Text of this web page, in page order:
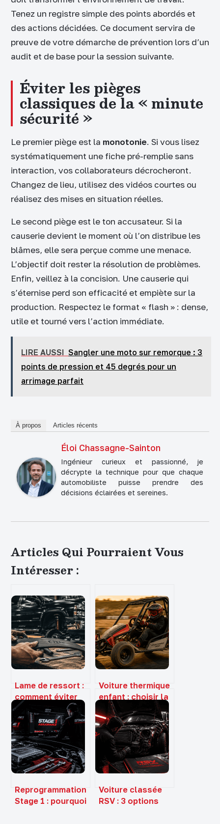
Tenez un registre simple des points abordés et
des actions décidées. Ce document servira de
preuve de votre démarche de prévention lors d’un
audit et de base pour la session suivante.
Éviter les pièges
classiques de la « minute
sécurité »
Le premier piège est la monotonie. Si vous lisez
systématiquement une fiche pré-remplie sans
interaction, vos collaborateurs décrocheront.
Changez de lieu, utilisez des vidéos courtes ou
réalisez des mises en situation réelles.
Le second piège est le ton accusateur. Si la
causerie devient le moment où l’on distribue les
blâmes, elle sera perçue comme une menace.
L’objectif doit rester la résolution de problèmes.
Enfin, veillez à la concision. Une causerie qui
s’éternise perd son efficacité et empiète sur la
production. Respectez le format « flash » : dense,
utile et tourné vers l’action immédiate.
LIRE AUSSI Sangler une moto sur remorque : 3
points de pression et 45 degrés pour un
arrimage parfait
À propos Articles récents
Éloi Chassagne-Sainton
Ingénieur curieux et passionné, je
décrypte la technique pour que chaque
automobiliste puisse prendre des
décisions éclairées et sereines.
Articles Qui Pourraient Vous
Intéresser :
Lame de ressort :
comment éviter
l’affaissement,
sécuriser la
charge et choisir
le bon modèle ?
Voiture thermique
enfant : choisir la
puissance idéale
et garantir la
sécurité du pilote
Reprogrammation
Stage 1 : pourquoi
Voiture classée
RSV : 3 options